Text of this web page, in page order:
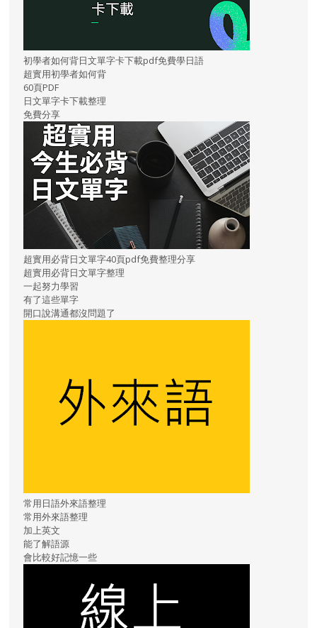
初學者如何背日文單字卡下載pdf免費學日語
超實用初學者如何背
60頁PDF
日文單字卡下載整理
免費分享
超實用必背日文單字40頁pdf免費整理分享
超實用必背日文單字整理
一起努力學習
有了這些單字
開口說溝通都沒問題了
常用日語外來語整理
常用外來語整理
加上英文
能了解語源
會比較好記憶一些